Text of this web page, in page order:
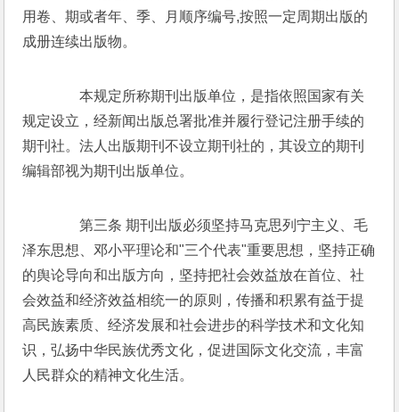
用卷、期或者年、季、月顺序编号,按照一定周期出版的
成册连续出版物。
本规定所称期刊出版单位，是指依照国家有关
规定设立，经新闻出版总署批准并履行登记注册手续的
期刊社。法人出版期刊不设立期刊社的，其设立的期刊
编辑部视为期刊出版单位。
第三条 期刊出版必须坚持马克思列宁主义、毛
泽东思想、邓小平理论和"三个代表"重要思想，坚持正确
的舆论导向和出版方向，坚持把社会效益放在首位、社
会效益和经济效益相统一的原则，传播和积累有益于提
高民族素质、经济发展和社会进步的科学技术和文化知
识，弘扬中华民族优秀文化，促进国际文化交流，丰富
人民群众的精神文化生活。